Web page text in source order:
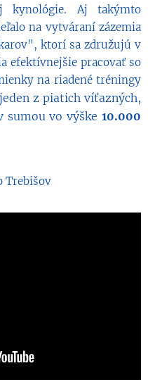
kynológie. Aj takýmto
na vytváraní zázemia
ktorí sa združujú v
efektívnejšie pracovať so
na riadené tréningy
z piatich víťazných,
sumou vo výške 10.000
Trebišov